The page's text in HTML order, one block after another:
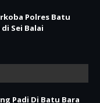
Polres Batu
Sei Balai
Padi Di Batu Bara